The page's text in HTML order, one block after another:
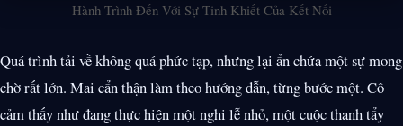
Hành Trình Đến Với Sự Tinh Khiết Của Kết Nối
Quá trình tải về không quá phức tạp, nhưng lại ẩn chứa một sự mong
chờ rất lớn. Mai cẩn thận làm theo hướng dẫn, từng bước một. Cô
cảm thấy như đang thực hiện một nghi lễ nhỏ, một cuộc thanh tẩy